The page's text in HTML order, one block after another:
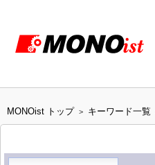
MONOist トップ > キーワード一覧